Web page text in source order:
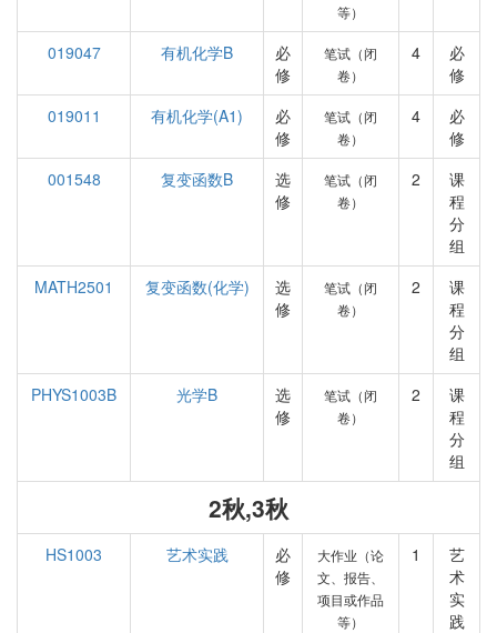
等）
019047 有机化学B
必
修
笔试（闭
卷）
4
必
修
019011
有机化学(A1)
必
修
笔试（闭
卷）
4
必
修
001548
复变函数B
选
修
笔试（闭
卷）
2
课
程
分
组
MATH2501
复变函数(化学)
选
修
笔试（闭
卷）
2
课
程
分
组
PHYS1003B
光学B
选
修
笔试（闭
卷）
2
课
程
分
组
2秋,3秋
HS1003 艺术实践
必
修
大作业（论
文、报告、
项目或作品
等）
1
艺
术
实
践